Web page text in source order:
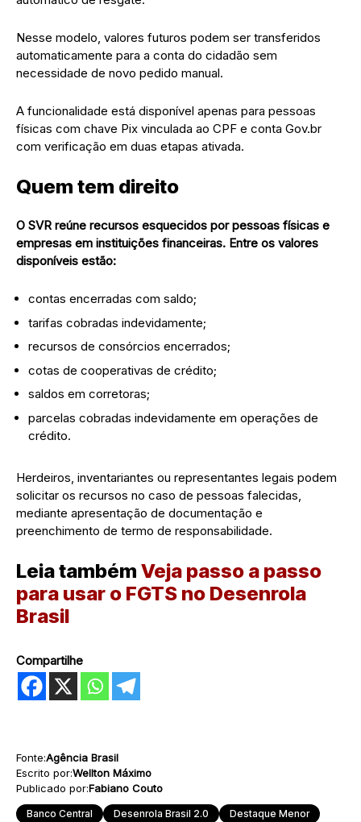
Nesse modelo, valores futuros podem ser transferidos
automaticamente para a conta do cidadão sem
necessidade de novo pedido manual.
A funcionalidade está disponível apenas para pessoas
físicas com chave Pix vinculada ao CPF e conta Gov.br
com verificação em duas etapas ativada.
Quem tem direito
O SVR reúne recursos esquecidos por pessoas físicas e
empresas em instituições financeiras. Entre os valores
disponíveis estão:
contas encerradas com saldo;
tarifas cobradas indevidamente;
recursos de consórcios encerrados;
cotas de cooperativas de crédito;
saldos em corretoras;
parcelas cobradas indevidamente em operações de
crédito.
Herdeiros, inventariantes ou representantes legais podem
solicitar os recursos no caso de pessoas falecidas,
mediante apresentação de documentação e
preenchimento de termo de responsabilidade.
Leia também Veja passo a passo
para usar o FGTS no Desenrola
Brasil
Compartilhe
Fonte:Agência Brasil
Escrito por:Wellton Máximo
Publicado por:Fabiano Couto
Banco Central Desenrola Brasil 2.0
Destaque Menor